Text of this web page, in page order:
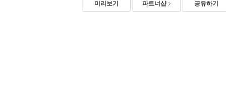
미리보기 파트너샵 공유하기